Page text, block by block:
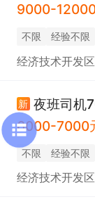
9000-
不限 经验不限
经济技术开发
新 夜班司机
6000-7000
不限 经验不限
经济技术开发